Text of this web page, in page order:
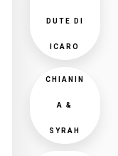
DUTE DI
ICARO
CHIANIN
A &
SYRAH